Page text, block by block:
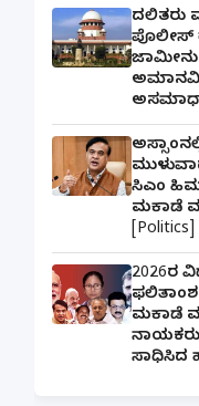
ದಲಿತರು
ಪೊಲೀಸ್
ಜಾಮೀನು
ಸಿಎಂ
ಮಕಾಡೆ
[Politics]
2026ರ
ಮಕಾಡೆ
ಸಾಧಿಸಿದ